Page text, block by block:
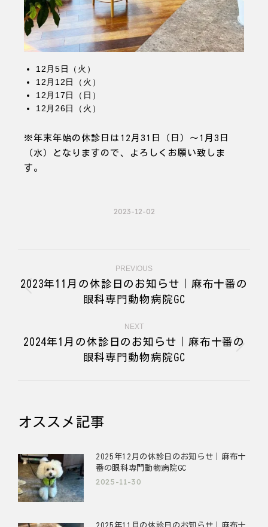
12月5日（火）
12月12日（火）
12月17日（日）
12月26日（火）
※年末年始の休診日は12月31日（日）〜1月3日
（水）となりますので、よろしくお願い致しま
す。
2023-12-02
PREVIOUS
2023年11月の休診日のお知らせ｜麻布十番の
眼科専門動物病院GC
NEXT
2024年1月の休診日のお知らせ｜麻布十番の
眼科専門動物病院GC
オススメ記事
2025年12月の休診日のお知らせ｜麻布十
番の眼科専門動物病院GC
2025-11-30
2025年11月の休診日のお知らせ｜麻布十